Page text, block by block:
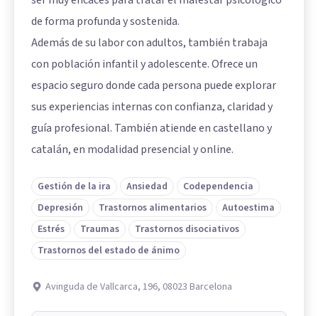
de forma profunda y sostenida.
Además de su labor con adultos, también trabaja
con población infantil y adolescente. Ofrece un
espacio seguro donde cada persona puede explorar
sus experiencias internas con confianza, claridad y
guía profesional. También atiende en castellano y
catalán, en modalidad presencial y online.
Gestión de la ira Ansiedad
Codependencia
Depresión
Trastornos alimentarios
Autoestima
Estrés
Traumas
Trastornos disociativos
Trastornos del estado de ánimo
Avinguda de Vallcarca, 196, 08023 Barcelona